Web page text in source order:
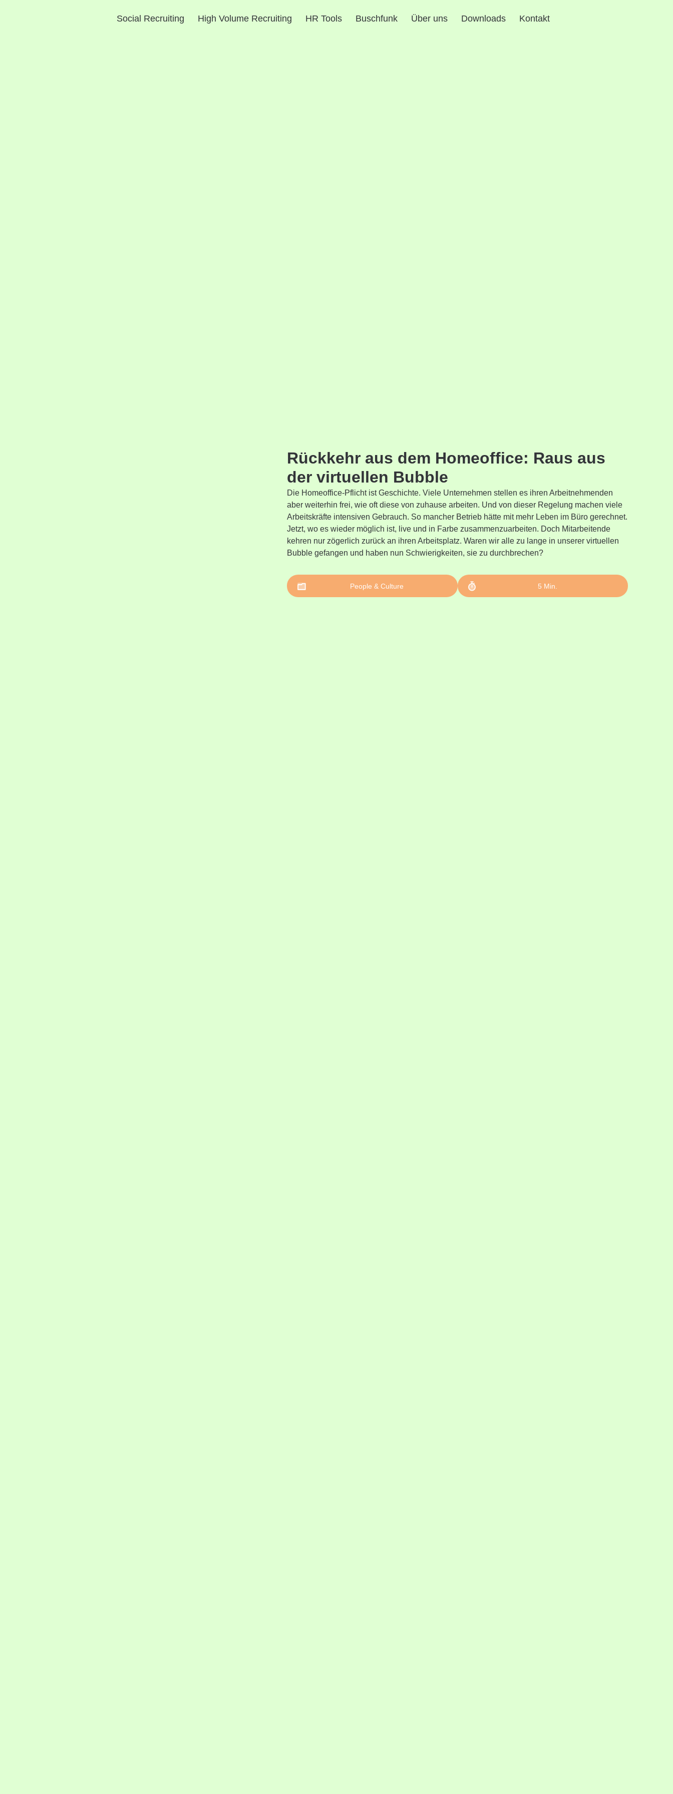
Social Recruiting High Volume Recruiting HR Tools Buschfunk Über uns Downloads Kontakt
Rückkehr aus dem Homeoffice: Raus aus
der virtuellen Bubble
Die Homeoffice-Pflicht ist Geschichte. Viele Unternehmen stellen es ihren Arbeitnehmenden
aber weiterhin frei, wie oft diese von zuhause arbeiten. Und von dieser Regelung machen viele
Arbeitskräfte intensiven Gebrauch. So mancher Betrieb hätte mit mehr Leben im Büro gerechnet.
Jetzt, wo es wieder möglich ist, live und in Farbe zusammenzuarbeiten. Doch Mitarbeitende
kehren nur zögerlich zurück an ihren Arbeitsplatz. Waren wir alle zu lange in unserer virtuellen
Bubble gefangen und haben nun Schwierigkeiten, sie zu durchbrechen?
People & Culture 5 Min.